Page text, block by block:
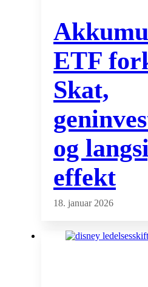
ETF
Skat,
og
effekt
18. januar 2026